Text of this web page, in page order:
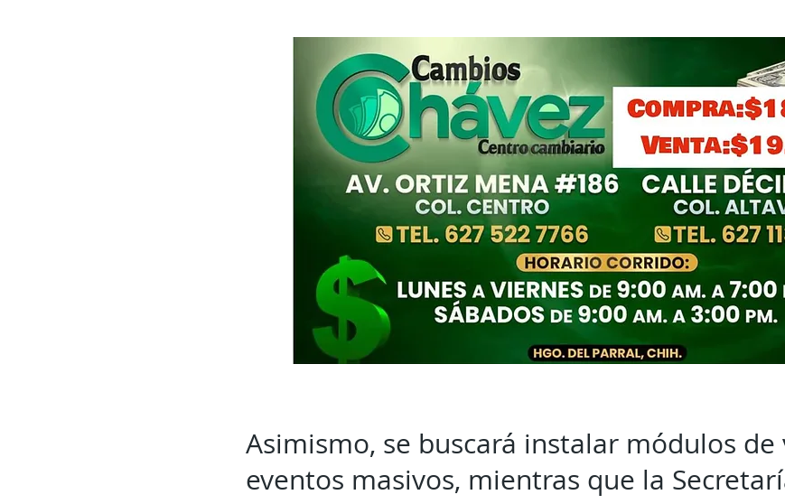
Asimismo, se buscará instalar módulos de
eventos masivos, mientras que la